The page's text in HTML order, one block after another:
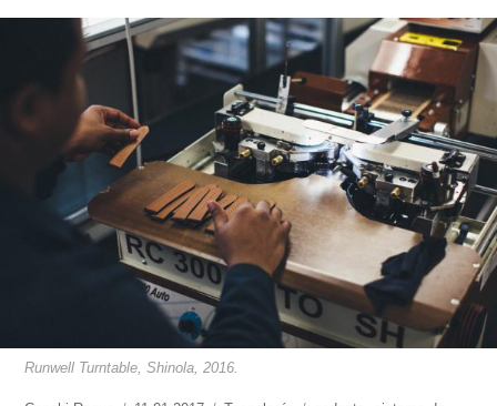
Runwell Turntable, Shinola, 2016.